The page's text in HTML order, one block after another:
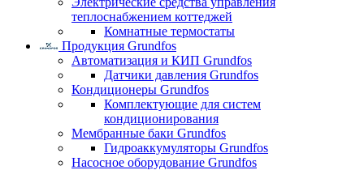
теплоснабжением коттеджей
Комнатные термостаты
Продукция Grundfos
Автоматизация и КИП Grundfos
Датчики давления Grundfos
Кондиционеры Grundfos
Комплектующие для систем
кондиционирования
Мембранные баки Grundfos
Гидроаккумуляторы Grundfos
Насосное оборудование Grundfos